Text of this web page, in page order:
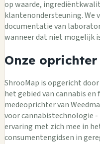
op waarde,
klantenondersteuning. We
documentatie van
wanneer dat niet mogelijk
Onze oprichter
ShrooMap is opgericht door
het gebied van cannabis
medeoprichter van
voor cannabistechnologie
ervaring met zich mee in
consumentengidsen in